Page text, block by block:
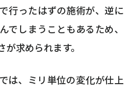
行ったはずの施術が、逆に
でしまうこともあるため、
求められます。
は、ミリ単位の変化が仕上